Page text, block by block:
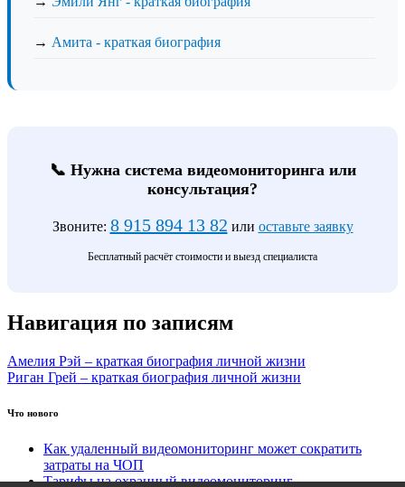
→ Амита - краткая биография
📞 Нужна система видеомониторинга или
консультация?
Звоните: 8 915 894 13 82 или оставьте заявку
Бесплатный расчёт стоимости и выезд специалиста
Навигация по записям
Амелия Рэй – краткая биография личной жизни
Риган Грей – краткая биография личной жизни
Что нового
Как удаленный видеомониторинг может сократить
затраты на ЧОП
Тарифы на охранный видеомониторинг